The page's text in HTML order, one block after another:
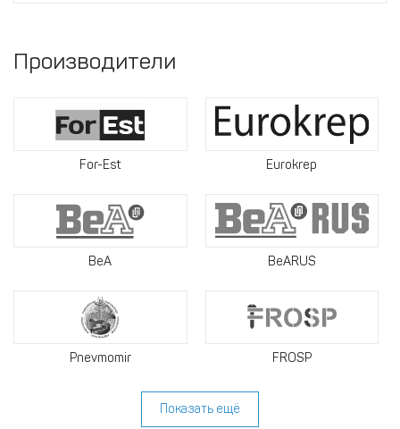
Производители
For-Est Eurokrep
BeA BeARUS
Pnevmomir FROSP
Показать ещё